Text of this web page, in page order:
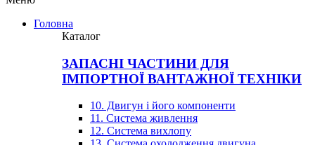
Головна
Каталог
ЗАПАСНІ ЧАСТИНИ ДЛЯ
ІМПОРТНОЇ ВАНТАЖНОЇ ТЕХНІКИ
10. Двигун і його компоненти
11. Система живлення
12. Система вихлопу